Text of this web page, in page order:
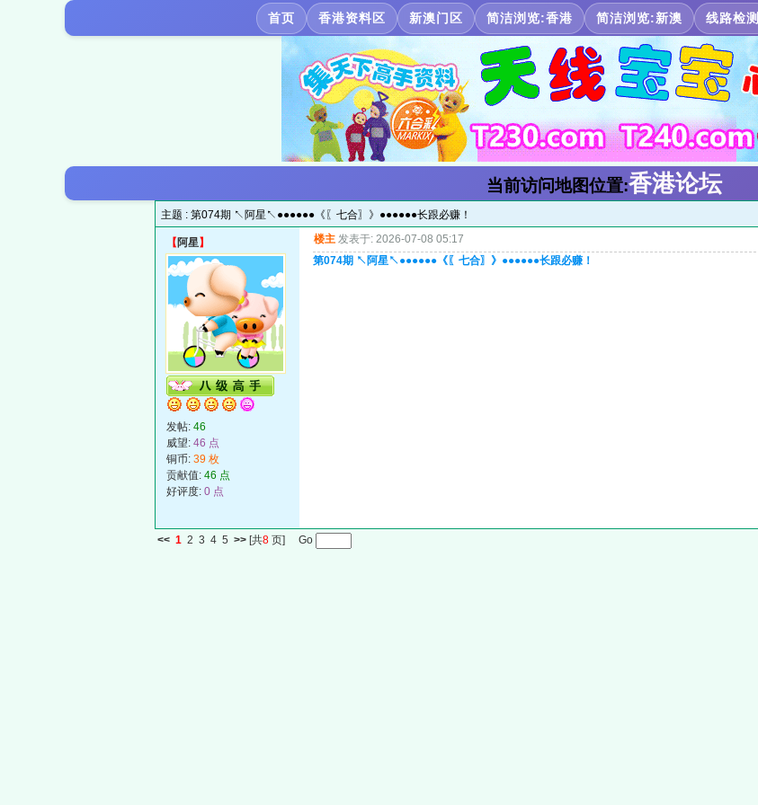
首页 香港资料区 新澳门区 简洁浏览:香港 简洁浏览:新澳 线路检测
当前访问地图位置:香港论坛
主题 : 第074期 ↖阿星↖●●●●●●《〖七合〗》●●●●●●长跟必赚！
【 阿星】
发帖: 46
威望: 46 点
铜币: 39 枚
贡献值: 46 点
好评度: 0 点
楼主 发表于: 2026-07-08 05:17
第074期 ↖阿星↖●●●●●●《〖七合〗》●●●●●●长跟必赚！
<< 1 2 3 4 5 >> [共8 页] Go